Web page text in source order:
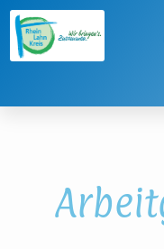
Zum
Inhalt
springen